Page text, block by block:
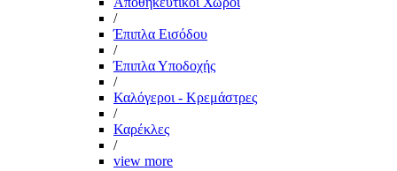
/
Έπιπλα Εισόδου
/
Έπιπλα Υποδοχής
/
Καλόγεροι - Κρεμάστρες
/
Καρέκλες
/
view more